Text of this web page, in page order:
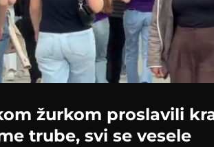
žurkom proslavili
trube, svi se vesele